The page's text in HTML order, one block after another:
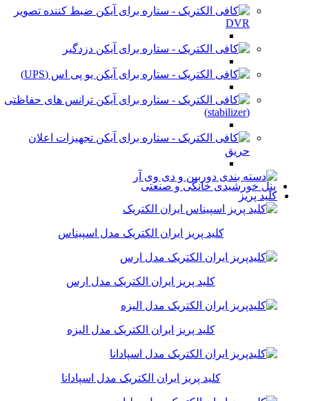
ضبط کننده تصویر
DVR
دزدگیر
یو پی اس (UPS)
ترانس های حفاظتی
(stabilizer)
تجهیزات اعلان
حریق
پنل خورشیدی خانگی و صنعتی
کلید پریز
کلید پریز ایران الکتریک مدل اسپیناس
کلید پریز ایران الکتریک مدل ارس
کلید پریز ایران الکتریک مدل الیزه
کلید پریز ایران الکتریک مدل اسپادانا